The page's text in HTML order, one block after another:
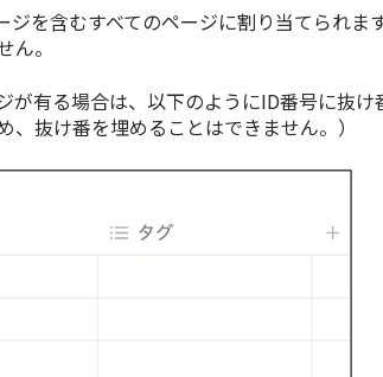
を含むすべてのページに割り当てられます
。
有る場合は、以下のようにID番号に抜け
、抜け番を埋めることはできません。）